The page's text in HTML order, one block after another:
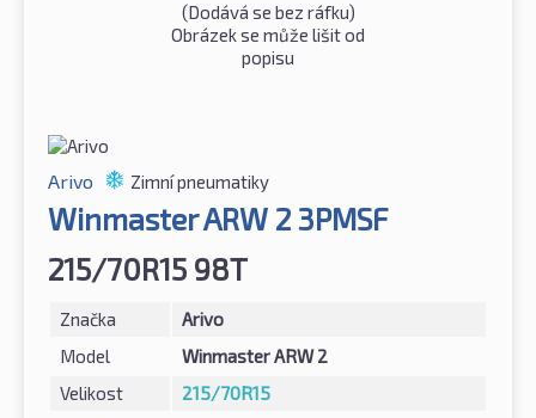
(Dodává se bez ráfku)
Obrázek se může lišit od
popisu
Arivo Zimní pneumatiky
Winmaster ARW 2 3PMSF
215/70R15 98T
Značka
Arivo
Model
Winmaster ARW 2
Velikost
215/70R15